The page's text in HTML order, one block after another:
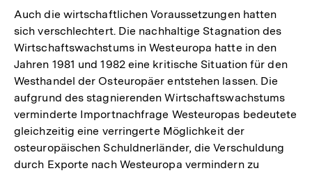
Auch die wirtschaftlichen Voraussetzungen hatten
sich verschlechtert. Die nachhaltige Stagnation des
Wirtschaftswachstums in Westeuropa hatte in den
Jahren 1981 und 1982 eine kritische Situation für den
Westhandel der Osteuropäer entstehen lassen. Die
aufgrund des stagnierenden Wirtschaftswachstums
verminderte Importnachfrage Westeuropas bedeutete
gleichzeitig eine verringerte Möglichkeit der
osteuropäischen Schuldnerländer, die Verschuldung
durch Exporte nach Westeuropa vermindern zu